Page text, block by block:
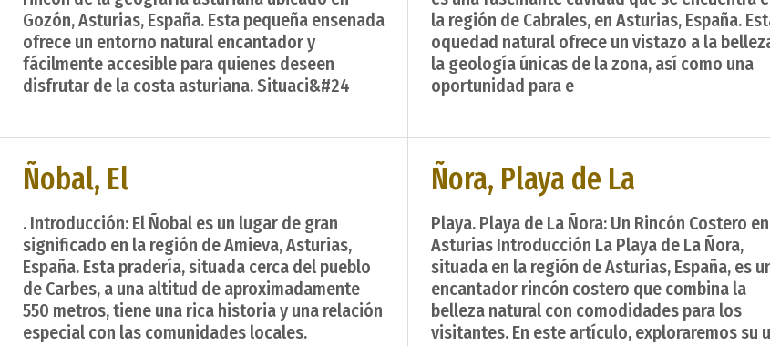
Gozón, Asturias, España. Esta pequeña ensenada
ofrece un entorno natural encantador y
fácilmente accesible para quienes deseen
disfrutar de la costa asturiana. Situaci&#24
la región de Cabrales, en Asturias, España.
oquedad natural ofrece un vistazo a la
la geología únicas de la zona, así como una
oportunidad para e
Ñobal, El
. Introducción: El Ñobal es un lugar de gran
significado en la región de Amieva, Asturias,
España. Esta pradería, situada cerca del pueblo
de Carbes, a una altitud de aproximadamente
550 metros, tiene una rica historia y una relación
especial con las comunidades locales.
Ñora, Playa de La
Playa. Playa de La Ñora: Un Rincón Costero en
Asturias Introducción La Playa de La Ñora,
situada en la región de Asturias, España, es
encantador rincón costero que combina la
belleza natural con comodidades para los
visitantes. En este artículo, exploraremos su